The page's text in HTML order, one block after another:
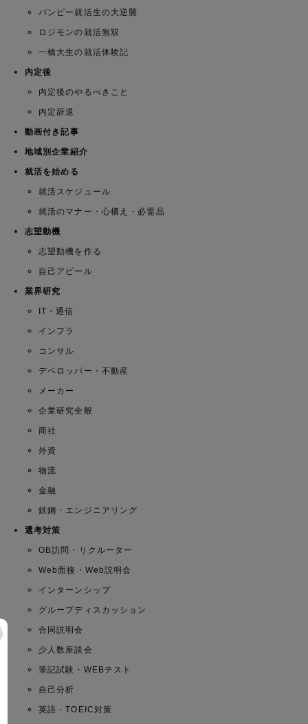
パンピー就活生の大逆襲
ロジモンの就活無双
一橋大生の就活体験記
内定後
内定後のやるべきこと
内定辞退
動画付き記事
地域別企業紹介
就活を始める
就活スケジュール
就活のマナー・心構え・必需品
志望動機
志望動機を作る
自己アピール
業界研究
IT・通信
インフラ
コンサル
デベロッパー・不動産
メーカー
企業研究全般
商社
外資
物流
金融
鉄鋼・エンジニアリング
選考対策
OB訪問・リクルーター
Web面接・Web説明会
インターンシップ
グループディスカッション
合同説明会
少人数座談会
筆記試験・WEBテスト
自己分析
英語・TOEIC対策